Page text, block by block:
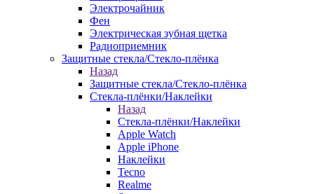
Электрочайник
Фен
Электрическая зубная щетка
Радиоприемник
Защитные стекла/Стекло-плёнка
Назад
Защитные стекла/Стекло-плёнка
Стекла-плёнки/Наклейки
Назад
Стекла-плёнки/Наклейки
Apple Watch
Apple iPhone
Наклейки
Tecno
Realme